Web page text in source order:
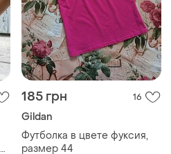
185 грн 16
Gildan
Футболка в цвете фуксия,
размер 44